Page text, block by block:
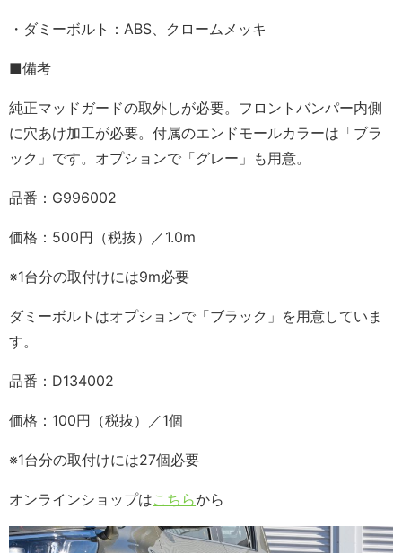
・ダミーボルト：ABS、クロームメッキ
■備考
純正マッドガードの取外しが必要。フロントバンパー内側
に穴あけ加工が必要。付属のエンドモールカラーは「ブラ
ック」です。オプションで「グレー」も用意。
品番：G996002
価格：500円（税抜）／1.0m
※1台分の取付けには9m必要
ダミーボルトはオプションで「ブラック」を用意していま
す。
品番：D134002
価格：100円（税抜）／1個
※1台分の取付けには27個必要
オンラインショップはこちらから